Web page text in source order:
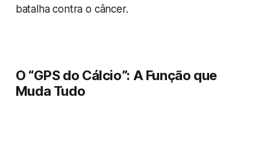
batalha contra o câncer.
O “GPS do Cálcio”: A Função que
Muda Tudo